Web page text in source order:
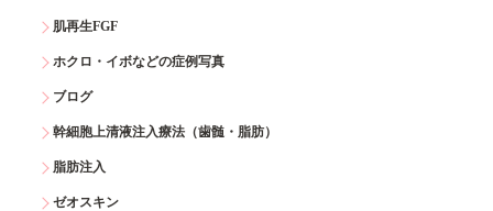
肌再生FGF
ホクロ・イボなどの症例写真
ブログ
幹細胞上清液注入療法（歯髄・脂肪）
脂肪注入
ゼオスキン